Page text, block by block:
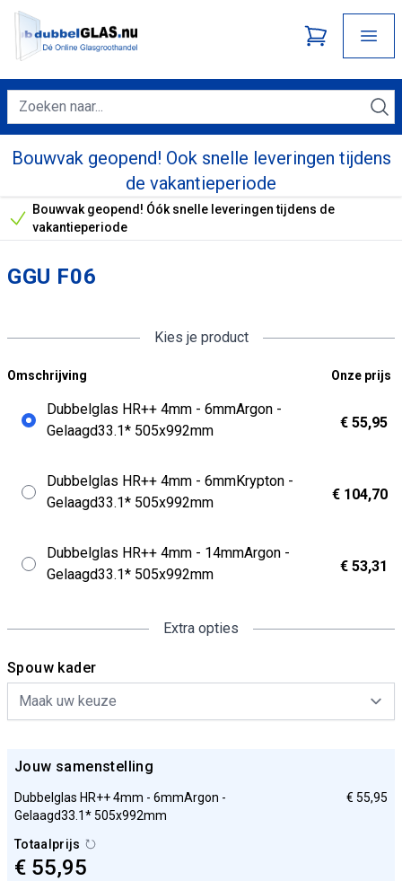
Bouwvak geopend! Ook snelle leveringen tijdens
de vakantieperiode
Bouwvak geopend! Óók snelle leveringen tijdens de
vakantieperiode
GGU F06
Kies je product
Omschrijving Onze prijs
Dubbelglas HR++ 4mm - 6mmArgon -
Gelaagd33.1* 505x992mm
€ 55,95
Dubbelglas HR++ 4mm - 6mmKrypton -
Gelaagd33.1* 505x992mm
€ 104,70
Dubbelglas HR++ 4mm - 14mmArgon -
Gelaagd33.1* 505x992mm
€ 53,31
Extra opties
Spouw kader
Jouw samenstelling
Dubbelglas HR++ 4mm - 6mmArgon -
Gelaagd33.1* 505x992mm
€ 55,95
Totaalprijs
€ 55,95